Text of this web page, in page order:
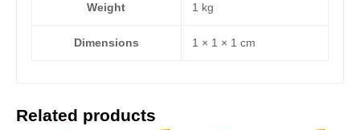
Weight 1 kg
Dimensions 1 × 1 × 1 cm
Related products